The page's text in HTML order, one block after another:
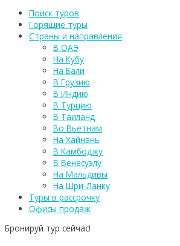
Поиск туров
Горящие туры
Страны и направления
В ОАЭ
На Кубу
На Бали
В Грузию
В Индию
В Турцию
В Таиланд
Во Вьетнам
На Хайнань
В Камбоджу
В Венесуэлу
На Мальдивы
На Шри-Ланку
Туры в рассрочку
Офисы продаж
Бронируй тур сейчас!